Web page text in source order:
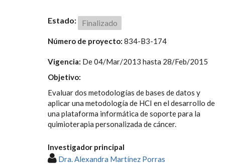
Estado: Finalizado
Número de proyecto: 834-B3-174
Vigencia: De04/Mar/2013 hasta 28/Feb/2015
Objetivo:
Evaluar dos metodologías de bases de datos y
aplicar una metodología de HCI en el desarrollo de
una plataforma informática de soporte para la
quimioterapia personalizada de cáncer.
Investigador principal
Dra. Alexandra Martínez Porras